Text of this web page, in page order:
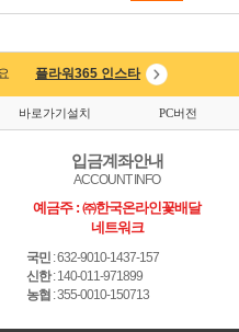
플라워365 인스타
바로가기설치 PC버전
입금계좌안내
ACCOUNT INFO
예금주 : ㈜한국온라인꽃배달
네트워크
국민 : 632-9010-1437-157
신한: 140-011-971899
농협 : 355-0010-150713